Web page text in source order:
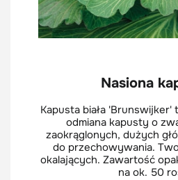
Nasiona
Kapusta biała
odmiana kapusty o
zaokrąglonych, dużych
do przechowywania.
okalających. Zawartość
na ok. 50